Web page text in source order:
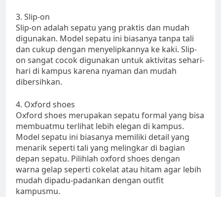
3. Slip-on
Slip-on adalah sepatu yang praktis dan mudah
digunakan. Model sepatu ini biasanya tanpa tali
dan cukup dengan menyelipkannya ke kaki. Slip-
on sangat cocok digunakan untuk aktivitas sehari-
hari di kampus karena nyaman dan mudah
dibersihkan.
4. Oxford shoes
Oxford shoes merupakan sepatu formal yang bisa
membuatmu terlihat lebih elegan di kampus.
Model sepatu ini biasanya memiliki detail yang
menarik seperti tali yang melingkar di bagian
depan sepatu. Pilihlah oxford shoes dengan
warna gelap seperti cokelat atau hitam agar lebih
mudah dipadu-padankan dengan outfit
kampusmu.